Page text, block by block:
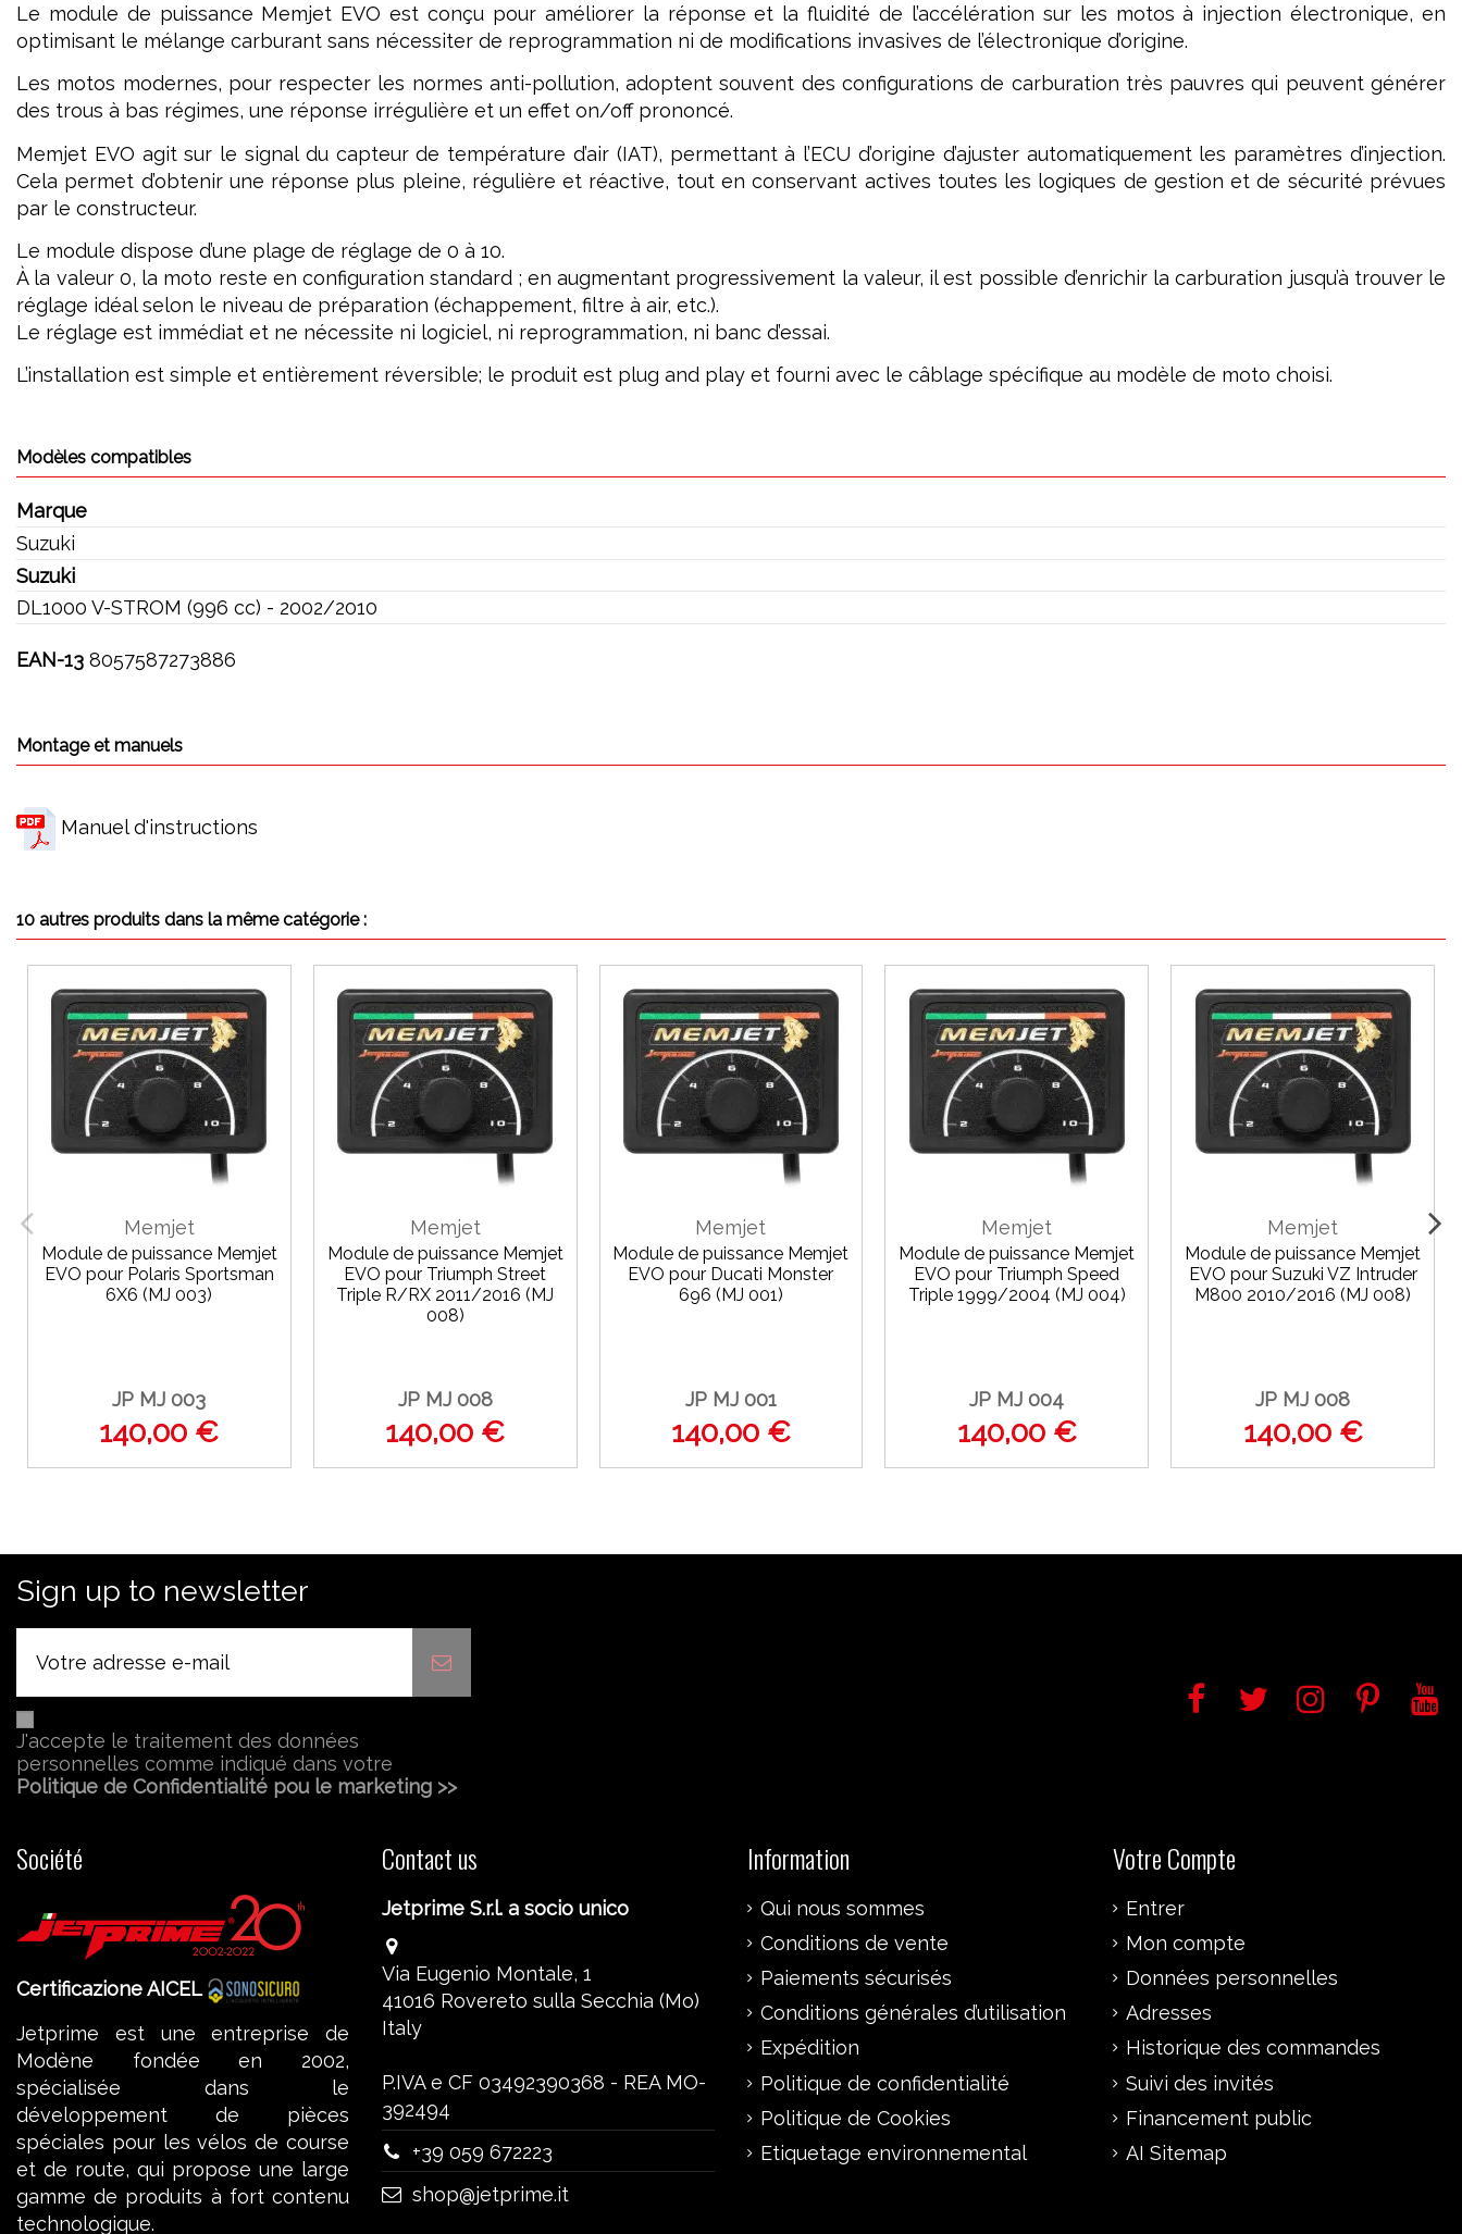
Le module de puissance Memjet EVO est conçu pour améliorer la réponse et la fluidité de l’accélération sur les motos à injection électronique, en
optimisant le mélange carburant sans nécessiter de reprogrammation ni de modifications invasives de l’électronique d’origine.
Les motos modernes, pour respecter les normes anti-pollution, adoptent souvent des configurations de carburation très pauvres qui peuvent générer
des trous à bas régimes, une réponse irrégulière et un effet on/off prononcé.
Memjet EVO agit sur le signal du capteur de température d’air (IAT), permettant à l’ECU d’origine d’ajuster automatiquement les paramètres d’injection.
Cela permet d’obtenir une réponse plus pleine, régulière et réactive, tout en conservant actives toutes les logiques de gestion et de sécurité prévues
par le constructeur.
Le module dispose d’une plage de réglage de 0 à 10.
À la valeur 0, la moto reste en configuration standard ; en augmentant progressivement la valeur, il est possible d’enrichir la carburation jusqu’à trouver le
réglage idéal selon le niveau de préparation (échappement, filtre à air, etc.).
Le réglage est immédiat et ne nécessite ni logiciel, ni reprogrammation, ni banc d’essai.
L’installation est simple et entièrement réversible; le produit est plug and play et fourni avec le câblage spécifique au modèle de moto choisi.
Modèles compatibles
Marque
Suzuki
Suzuki
DL1000 V-STROM (996 cc) - 2002/2010
EAN-13 8057587273886
Montage et manuels
Manuel d'instructions
10 autres produits dans la même catégorie :
Memjet
Module de puissance Memjet
EVO pour Polaris Sportsman
6X6 (MJ 003)
JP MJ 003
140,00 €
Memjet
Module de puissance Memjet
EVO pour Triumph Street
Triple R/RX 2011/2016 (MJ
008)
JP MJ 008
140,00 €
Memjet
Module de puissance Memjet
EVO pour Ducati Monster
696 (MJ 001)
JP MJ 001
140,00 €
Memjet
Module de puissance Memjet
EVO pour Triumph Speed
Triple 1999/2004 (MJ 004)
JP MJ 004
140,00 €
Memjet
Module de puissance Memjet
EVO pour Suzuki VZ Intruder
M800 2010/2016 (MJ 008)
JP MJ 008
140,00 €
Sign up to newsletter
J'accepte le traitement des données
personnelles comme indiqué dans votre
Politique de Confidentialité pou le marketing >>
Société
Certificazione AICEL
Jetprime est une entreprise de
Modène fondée en 2002,
spécialisée dans le
développement de pièces
spéciales pour les vélos de course
et de route, qui propose une large
gamme de produits à fort contenu
technologique.
Contact us
Jetprime S.r.l. a socio unico
Via Eugenio Montale, 1
41016 Rovereto sulla Secchia (Mo)
Italy
P.IVA e CF 03492390368 - REA MO-
392494
+39 059 672223
shop@jetprime.it
Information
Qui nous sommes
Conditions de vente
Paiements sécurisés
Conditions générales d’utilisation
Expédition
Politique de confidentialité
Politique de Cookies
Etiquetage environnemental
Votre Compte
Entrer
Mon compte
Données personnelles
Adresses
Historique des commandes
Suivi des invités
Financement public
AI Sitemap